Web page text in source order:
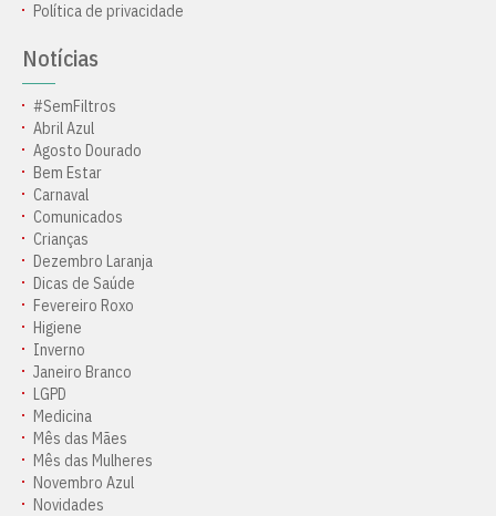
Política de privacidade
Notícias
#SemFiltros
Abril Azul
Agosto Dourado
Bem Estar
Carnaval
Comunicados
Crianças
Dezembro Laranja
Dicas de Saúde
Fevereiro Roxo
Higiene
Inverno
Janeiro Branco
LGPD
Medicina
Mês das Mães
Mês das Mulheres
Novembro Azul
Novidades